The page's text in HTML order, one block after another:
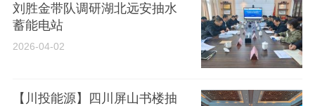
刘胜金带队调研湖北远安抽水
蓄能电站
2026-04-02
【川投能源】四川屏山书楼抽